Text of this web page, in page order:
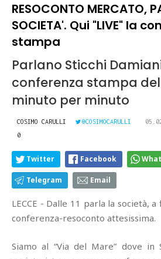
RESOCONTO MERCATO,
SOCIETA'. Qui "LIVE" la
stampa
Parlano Sticchi
conferenza stampa
minuto per minuto
COSIMO CARULLI @COSIMOCARULLI
0
Twitter Facebook
Telegram Email
LECCE - Dalle 11 parla la società,
conferenza-resoconto attesissima.
Siamo al “Via del Mare” dove in